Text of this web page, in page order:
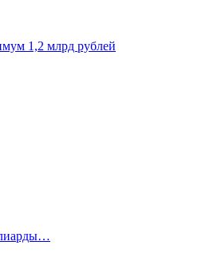
1,2 млрд рублей